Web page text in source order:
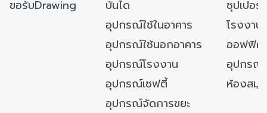
ขอรับDrawing
บันได
ซุปเปอ
อุปกรณ์ใช้ในอาคาร
โรงงา
อุปกรณ์ใช้นอกอาคาร
ออฟฟิศ/
อุปกรณ์โรงงาน
อุปกรณ์
อุปกรณ์เซฟตี้
ห้องสมุ
อุปกรณ์จัดการขยะ